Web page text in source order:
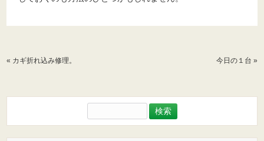
« カギ折れ込み修理。 今日の１台 »
索: